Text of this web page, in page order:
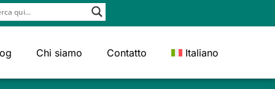
Chi siamo Contatto
Italiano